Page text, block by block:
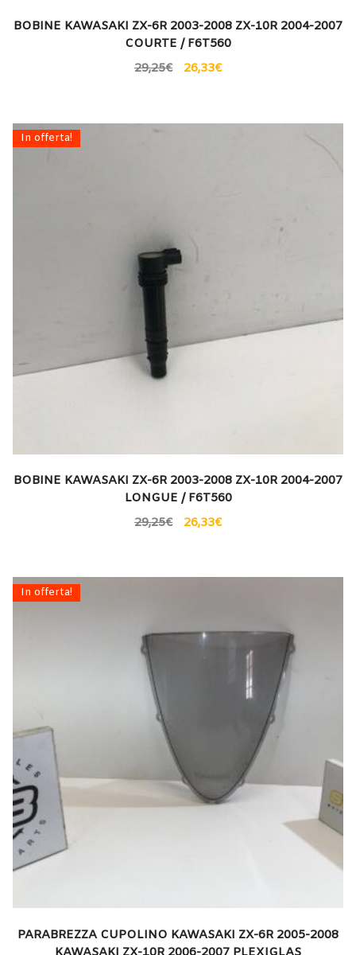
BOBINE KAWASAKI ZX-6R 2003-2008 ZX-10R 2004-2007
COURTE / F6T560
29,25€ 26,33€
In offerta!
BOBINE KAWASAKI ZX-6R 2003-2008 ZX-10R 2004-2007
LONGUE / F6T560
29,25€ 26,33€
In offerta!
PARABREZZA CUPOLINO KAWASAKI ZX-6R 2005-2008